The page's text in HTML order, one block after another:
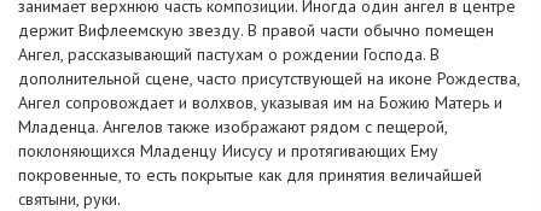
занимает верхнюю часть композиции. Иногда один ангел в центре
держит Вифлеемскую звезду. В правой части обычно помещен
Ангел, рассказывающий пастухам о рождении Господа. В
дополнительной сцене, часто присутствующей на иконе Рождества,
Ангел сопровождает и волхвов, указывая им на Божию Матерь и
Младенца. Ангелов также изображают рядом с пещерой,
поклоняющихся Младенцу Иисусу и протягивающих Ему
покровенные, то есть покрытые как для принятия величайшей
святыни, руки.